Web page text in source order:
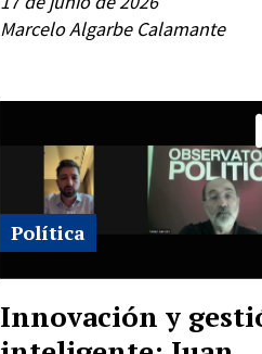
Marcelo Algarbe Calamante
Innovación y
Política